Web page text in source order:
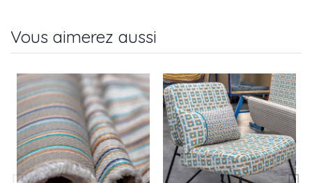
Vous aimerez aussi